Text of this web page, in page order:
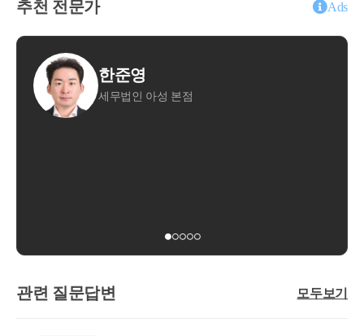
추천 전문가 Ads
한준영
세무법인 아성 본점
관련 질문답변 모두보기